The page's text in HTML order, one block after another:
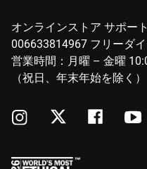
オンラインストア サポー
006633814967 フリーダ
営業時間：月曜 – 金曜
（祝日、年末年始を除く）